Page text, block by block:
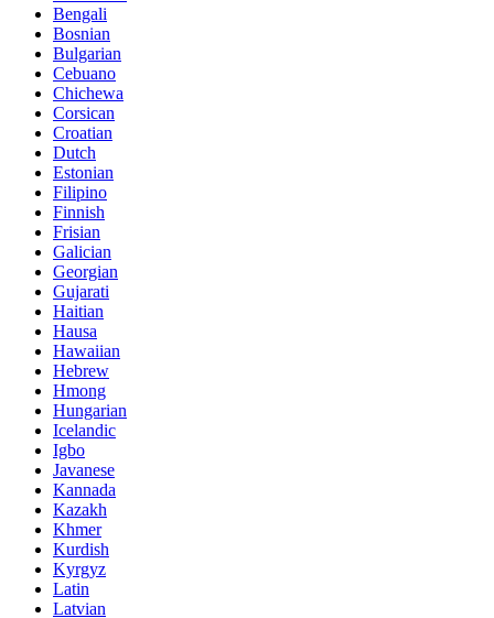
Bengali
Bosnian
Bulgarian
Cebuano
Chichewa
Corsican
Croatian
Dutch
Estonian
Filipino
Finnish
Frisian
Galician
Georgian
Gujarati
Haitian
Hausa
Hawaiian
Hebrew
Hmong
Hungarian
Icelandic
Igbo
Javanese
Kannada
Kazakh
Khmer
Kurdish
Kyrgyz
Latin
Latvian